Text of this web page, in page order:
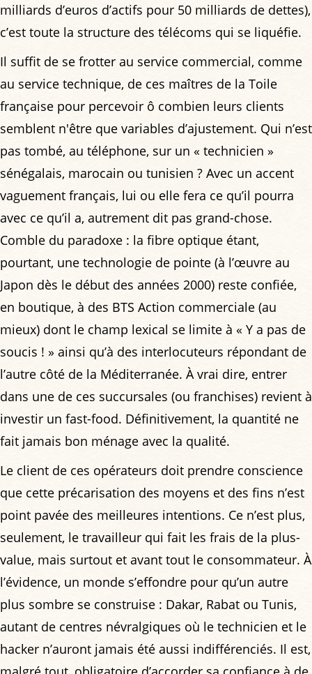
milliards d’euros d’actifs pour 50 milliards de dettes),
c’est toute la structure des télécoms qui se liquéfie.
Il suffit de se frotter au service commercial, comme
au service technique, de ces maîtres de la Toile
française pour percevoir ô combien leurs clients
semblent n'être que variables d’ajustement. Qui n’est
pas tombé, au téléphone, sur un « technicien »
sénégalais, marocain ou tunisien ? Avec un accent
vaguement français, lui ou elle fera ce qu’il pourra
avec ce qu’il a, autrement dit pas grand-chose.
Comble du paradoxe : la fibre optique étant,
pourtant, une technologie de pointe (à l’œuvre au
Japon dès le début des années 2000) reste confiée,
en boutique, à des BTS Action commerciale (au
mieux) dont le champ lexical se limite à « Y a pas de
soucis ! » ainsi qu’à des interlocuteurs répondant de
l’autre côté de la Méditerranée. À vrai dire, entrer
dans une de ces succursales (ou franchises) revient à
investir un fast-food. Définitivement, la quantité ne
fait jamais bon ménage avec la qualité.
Le client de ces opérateurs doit prendre conscience
que cette précarisation des moyens et des fins n’est
point pavée des meilleures intentions. Ce n’est plus,
seulement, le travailleur qui fait les frais de la plus-
value, mais surtout et avant tout le consommateur. À
l’évidence, un monde s’effondre pour qu’un autre
plus sombre se construise : Dakar, Rabat ou Tunis,
autant de centres névralgiques où le technicien et le
hacker n’auront jamais été aussi indifférenciés. Il est,